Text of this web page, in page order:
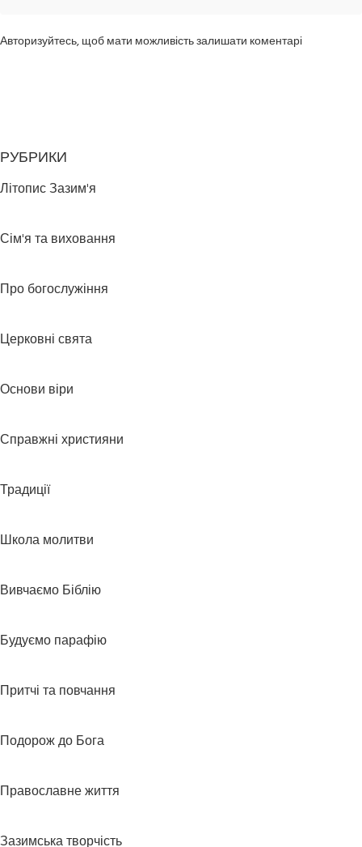
Авторизуйтесь, щоб мати можливість залишати коментарі
РУБРИКИ
Літопис Зазим'я
Сім'я та виховання
Про богослужіння
Церковні свята
Основи віри
Справжні християни
Традиції
Школа молитви
Вивчаємо Біблію
Будуємо парафію
Притчі та повчання
Подорож до Бога
Православне життя
Зазимська творчість